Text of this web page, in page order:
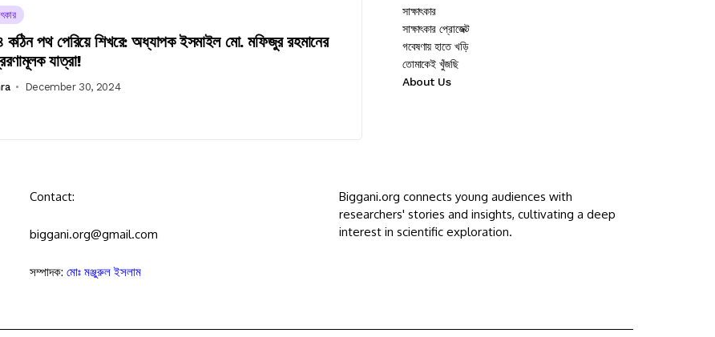
পথ পেরিয়ে শিখরে: অধ্যাপক ইসমাইল মো. মফিজুর রহমানের
যাত্রা!
December 30, 2024
সাক্ষাৎকার
সাক্ষাৎকার প্রোজেক্ট
গবেষণায় হাতে খড়ি
তোমাকেই খুঁজছি
About Us
Contact:
biggani.org@gmail.com
সম্পাদক: মোঃ মঞ্জুরুল ইসলাম
Biggani.org connects young audiences with
researchers' stories and insights, cultivating a deep
interest in scientific exploration.